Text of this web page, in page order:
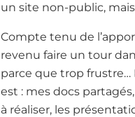
un site non-public,
Compte tenu de
revenu faire un tour
parce que trop frustre…
est : mes docs
à réaliser, les